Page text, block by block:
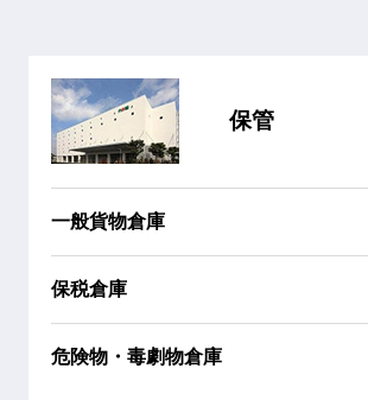
保管
一般貨物倉庫
保税倉庫
危険物・毒劇物倉庫